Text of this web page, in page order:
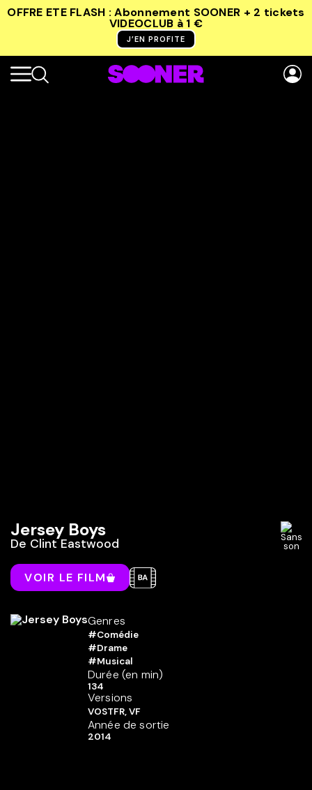
OFFRE ETE FLASH : Abonnement SOONER + 2 tickets
VIDEOCLUB à 1 €
J’EN PROFITE
Jersey Boys
De Clint Eastwood
VOIR LE FILM
Genres
#Comédie
#Drame
#Musical
Durée (en min)
134
Versions
VOSTFR, VF
Année de sortie
2014